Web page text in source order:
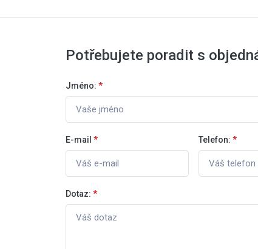
Potřebujete poradit s
Jméno: *
E-mail * Telefon: *
Dotaz: *